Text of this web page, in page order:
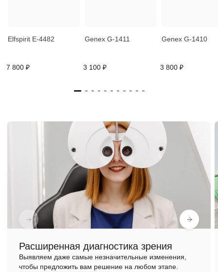
Elfspirit E-4482
7 800 ₽
Genex G-1411
3 100 ₽
Genex G-1410
3 800 ₽
Расширенная диагностика зрения
Выявляем даже самые незначительные изменения,
чтобы предложить вам решение на любом этапе.